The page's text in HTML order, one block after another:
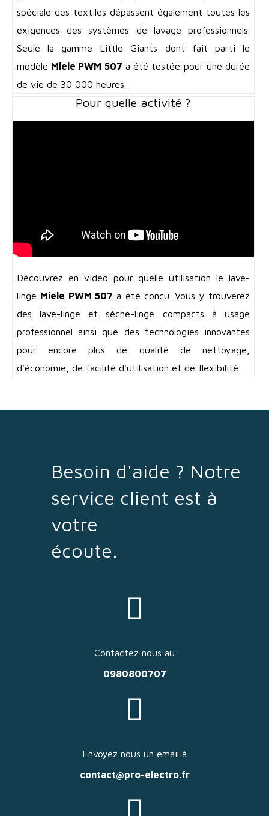
spéciale des textiles dépassent également toutes les
exigences des systèmes de lavage professionnels.
Seule la gamme Little Giants dont fait parti le
modèle Miele PWM 507 a été testée pour une durée
de vie de 30 000 heures.
Pour quelle activité ?
Découvrez en vidéo pour quelle utilisation le lave-
linge Miele PWM 507 a été conçu. Vous y trouverez
des lave-linge et sèche-linge compacts à usage
professionnel ainsi que des technologies innovantes
pour encore plus de qualité de nettoyage,
d'économie, de facilité d'utilisation et de flexibilité.
Besoin d'aide ? Notre
service client est à
votre
écoute.
Contactez nous au
0980800707
Envoyez nous un email à
contact@pro-electro.fr